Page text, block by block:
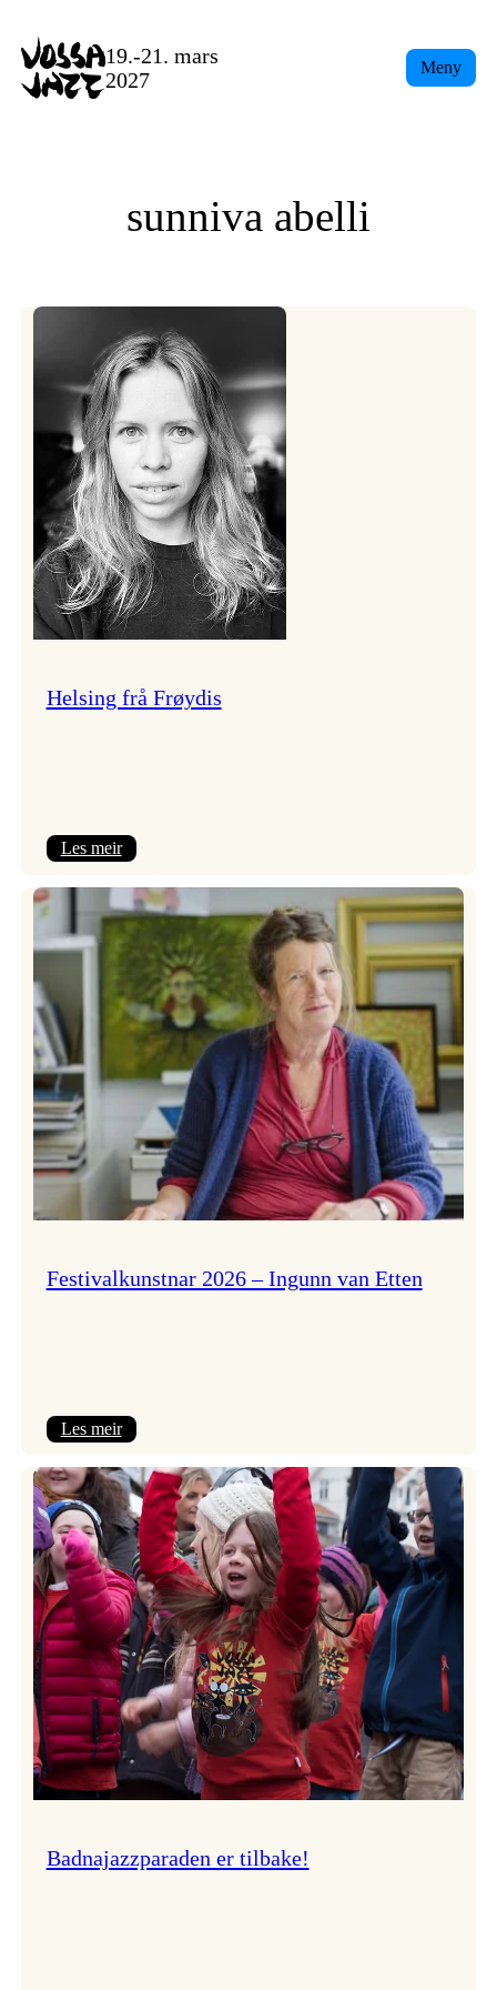
content
19.-21. mars
2027
Meny
sunniva abelli
Helsing frå Frøydis
Les meir:
frå
Frøydis
Festivalkunstnar 2026 – Ingunn van Etten
Les meir:
2026
–
Ingunn van Etten
Badnajazzparaden er tilbake!